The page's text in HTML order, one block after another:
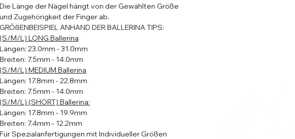
Die Länge der Nägel hängt von der Gewählten Größe
und Zugehörigkeit der Finger ab.
GRÖßENBEISPIEL ANHAND DER BALLERINA TIPS:
(S/M/L) LONG Ballerina
Längen: 23.0mm - 31.0mm
Breiten: 7.5mm - 14.0mm
(S/M/L) MEDIUM Ballerina
Längen: 17.8mm - 22.8mm
Breiten: 7.5mm - 14.0mm
(S/M/L) (SHORT) Ballerina:
Längen: 17.8mm - 19.9mm
Breiten: 7.4mm - 12.2mm
Für Spezialanfertigungen mit Individueller Größen